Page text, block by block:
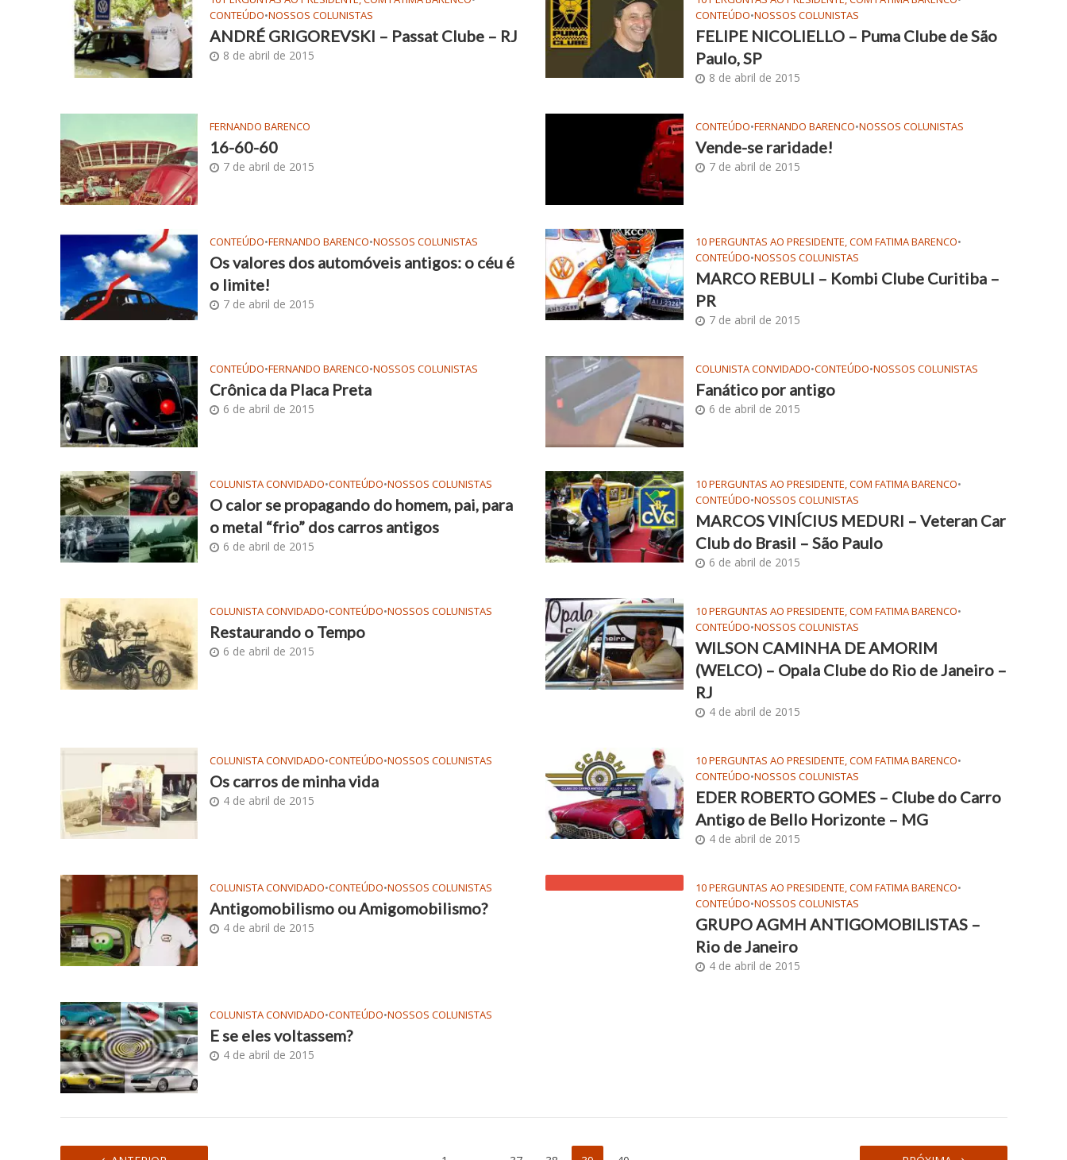
CONTEÚDO•NOSSOS COLUNISTAS
ANDRÉ GRIGOREVSKI – Passat Clube – RJ
8 de abril de 2015
CONTEÚDO•NOSSOS COLUNISTAS
FELIPE NICOLIELLO – Puma Clube de São
Paulo, SP
8 de abril de 2015
FERNANDO BARENCO
16-60-60
7 de abril de 2015
CONTEÚDO•FERNANDO BARENCO•NOSSOS COLUNISTAS
Vende-se raridade!
7 de abril de 2015
CONTEÚDO•FERNANDO BARENCO•NOSSOS COLUNISTAS
Os valores dos automóveis antigos: o céu é
o limite!
7 de abril de 2015
10 PERGUNTAS AO PRESIDENTE, COM FATIMA BARENCO•
CONTEÚDO•NOSSOS COLUNISTAS
MARCO REBULI – Kombi Clube Curitiba –
PR
7 de abril de 2015
CONTEÚDO•FERNANDO BARENCO•NOSSOS COLUNISTAS
Crônica da Placa Preta
6 de abril de 2015
COLUNISTA CONVIDADO•CONTEÚDO•NOSSOS COLUNISTAS
Fanático por antigo
6 de abril de 2015
COLUNISTA CONVIDADO•CONTEÚDO•NOSSOS COLUNISTAS
O calor se propagando do homem, pai, para
o metal “frio” dos carros antigos
6 de abril de 2015
10 PERGUNTAS AO PRESIDENTE, COM FATIMA BARENCO•
CONTEÚDO•NOSSOS COLUNISTAS
MARCOS VINÍCIUS MEDURI – Veteran Car
Club do Brasil – São Paulo
6 de abril de 2015
COLUNISTA CONVIDADO•CONTEÚDO•NOSSOS COLUNISTAS
Restaurando o Tempo
6 de abril de 2015
10 PERGUNTAS AO PRESIDENTE, COM FATIMA BARENCO•
CONTEÚDO•NOSSOS COLUNISTAS
WILSON CAMINHA DE AMORIM
(WELCO) – Opala Clube do Rio de Janeiro –
RJ
4 de abril de 2015
COLUNISTA CONVIDADO•CONTEÚDO•NOSSOS COLUNISTAS
Os carros de minha vida
4 de abril de 2015
10 PERGUNTAS AO PRESIDENTE, COM FATIMA BARENCO•
CONTEÚDO•NOSSOS COLUNISTAS
EDER ROBERTO GOMES – Clube do Carro
Antigo de Bello Horizonte – MG
4 de abril de 2015
COLUNISTA CONVIDADO•CONTEÚDO•NOSSOS COLUNISTAS
Antigomobilismo ou Amigomobilismo?
4 de abril de 2015
10 PERGUNTAS AO PRESIDENTE, COM FATIMA BARENCO•
CONTEÚDO•NOSSOS COLUNISTAS
GRUPO AGMH ANTIGOMOBILISTAS –
Rio de Janeiro
4 de abril de 2015
COLUNISTA CONVIDADO•CONTEÚDO•NOSSOS COLUNISTAS
E se eles voltassem?
4 de abril de 2015